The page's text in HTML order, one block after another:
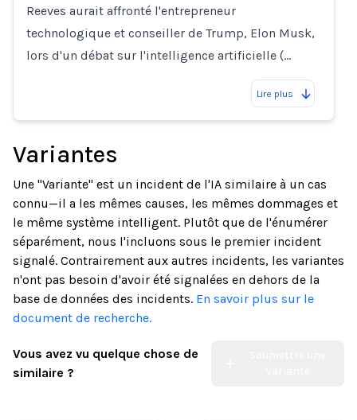
Reeves aurait affronté l'entrepreneur
technologique et conseiller de Trump, Elon Musk,
lors d'un débat sur l'intelligence artificielle (…
Lire plus
Variantes
Une "Variante" est un incident de l'IA similaire à un cas
connu—il a les mêmes causes, les mêmes dommages et
le même système intelligent. Plutôt que de l'énumérer
séparément, nous l'incluons sous le premier incident
signalé. Contrairement aux autres incidents, les variantes
n'ont pas besoin d'avoir été signalées en dehors de la
base de données des incidents. En savoir plus sur le
document de recherche.
Vous avez vu quelque chose de
similaire ?